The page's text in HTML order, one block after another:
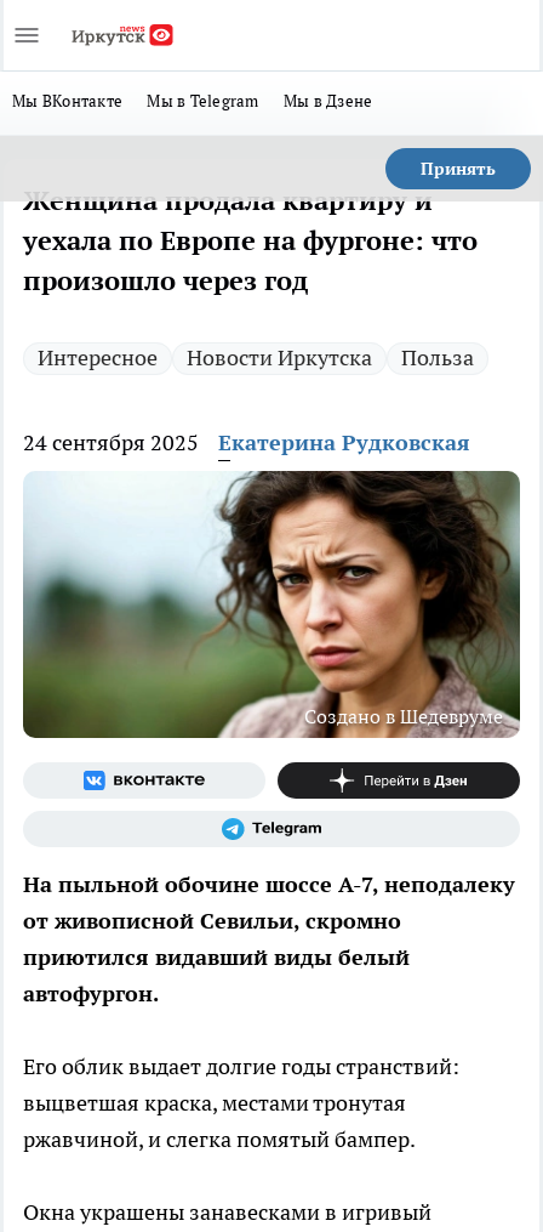
Мы ВКонтакте Мы в Telegram Мы в Дзене
Принять
Женщина продала квартиру и
уехала по Европе на фургоне: что
произошло через год
Интересное Новости Иркутска Польза
24 сентября 2025 Екатерина Рудковская
Создано в Шедевруме
На пыльной обочине шоссе А-7, неподалеку
от живописной Севильи, скромно
приютился видавший виды белый
автофургон.
Его облик выдает долгие годы странствий:
выцветшая краска, местами тронутая
ржавчиной, и слегка помятый бампер.
Окна украшены занавесками в игривый